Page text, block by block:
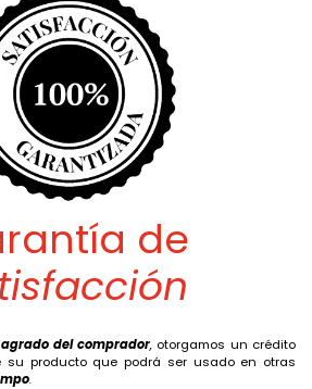
de
del comprador, otorgamos un crédito
su producto que podrá ser usado en otras
.